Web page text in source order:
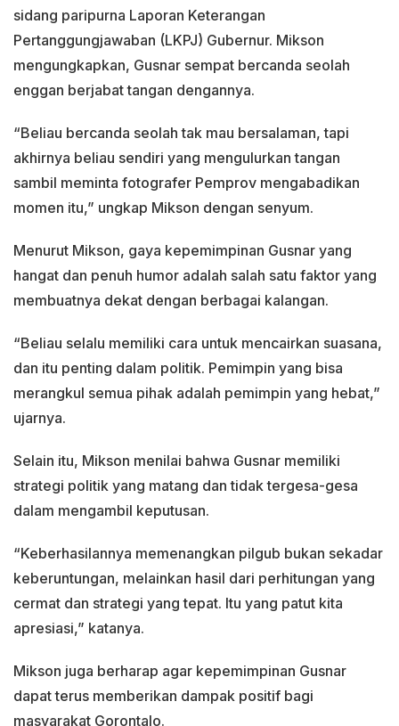
sidang paripurna Laporan Keterangan
Pertanggungjawaban (LKPJ) Gubernur. Mikson
mengungkapkan, Gusnar sempat bercanda seolah
enggan berjabat tangan dengannya.
“Beliau bercanda seolah tak mau bersalaman, tapi
akhirnya beliau sendiri yang mengulurkan tangan
sambil meminta fotografer Pemprov mengabadikan
momen itu,” ungkap Mikson dengan senyum.
Menurut Mikson, gaya kepemimpinan Gusnar yang
hangat dan penuh humor adalah salah satu faktor yang
membuatnya dekat dengan berbagai kalangan.
“Beliau selalu memiliki cara untuk mencairkan suasana,
dan itu penting dalam politik. Pemimpin yang bisa
merangkul semua pihak adalah pemimpin yang hebat,”
ujarnya.
Selain itu, Mikson menilai bahwa Gusnar memiliki
strategi politik yang matang dan tidak tergesa-gesa
dalam mengambil keputusan.
“Keberhasilannya memenangkan pilgub bukan sekadar
keberuntungan, melainkan hasil dari perhitungan yang
cermat dan strategi yang tepat. Itu yang patut kita
apresiasi,” katanya.
Mikson juga berharap agar kepemimpinan Gusnar
dapat terus memberikan dampak positif bagi
masyarakat Gorontalo.